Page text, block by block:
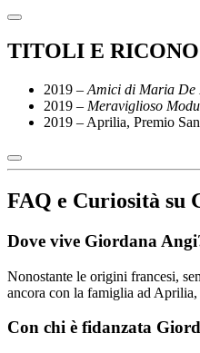
TITOLI E
2019 – Amici di Maria
2019 – Meraviglioso
2019 – Aprilia, Premio
FAQ e Curiosità su
Dove vive Giordana
Nonostante le origini francesi,
ancora con la famiglia ad
Con chi è fidanzata